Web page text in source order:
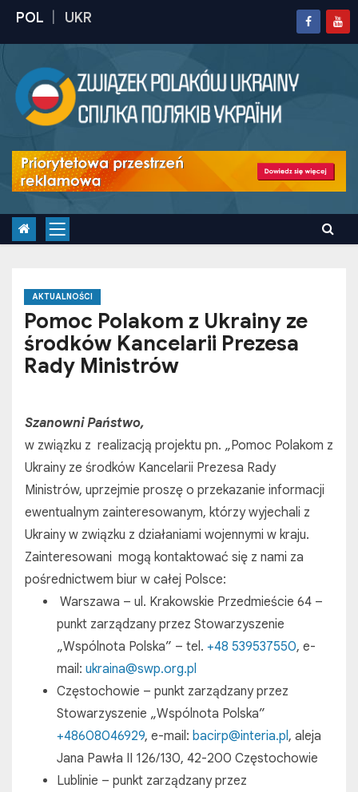
t
AKTUALNOŚCI
Pomoc Polakom z Ukrainy ze
środków Kancelarii Prezesa
Rady Ministrów
Szanowni Państwo,
w związku z realizacją projektu pn. „Pomoc Polakom z
Ukrainy ze środków Kancelarii Prezesa Rady
Ministrów, uprzejmie proszę o przekazanie informacji
ewentualnym zainteresowanym, którzy wyjechali z
Ukrainy w związku z działaniami wojennymi w kraju.
Zainteresowani mogą kontaktować się z nami za
pośrednictwem biur w całej Polsce:
Warszawa – ul. Krakowskie Przedmieście 64 –
punkt zarządzany przez Stowarzyszenie
„Wspólnota Polska” – tel. +48 539537550, e-
mail: ukraina@swp.org.pl
Częstochowie – punkt zarządzany przez
Stowarzyszenie „Wspólnota Polska”
+48608046929, e-mail: bacirp@interia.pl, aleja
Jana Pawła II 126/130, 42-200 Częstochowie
Lublinie – punkt zarządzany przez